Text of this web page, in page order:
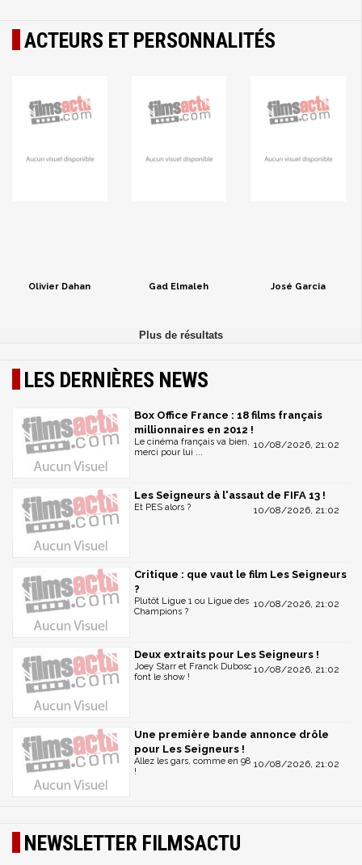
ACTEURS ET PERSONNALITÉS
Olivier Dahan Gad Elmaleh José Garcia
LES DERNIÈRES NEWS
Box Office France : 18 films français
millionnaires en 2012 !
10/08/2026, 21:02
Le cinéma français va bien,
merci pour lui ...
Les Seigneurs à l'assaut de FIFA 13 !
10/08/2026, 21:02
Et PES alors ?
Critique : que vaut le film Les Seigneurs
?
10/08/2026, 21:02
Plutôt Ligue 1 ou Ligue des
Champions ?
Deux extraits pour Les Seigneurs !
10/08/2026, 21:02
Joey Starr et Franck Dubosc
font le show !
Une première bande annonce drôle
pour Les Seigneurs !
10/08/2026, 21:02
Allez les gars, comme en 98
!
NEWSLETTER FILMSACTU